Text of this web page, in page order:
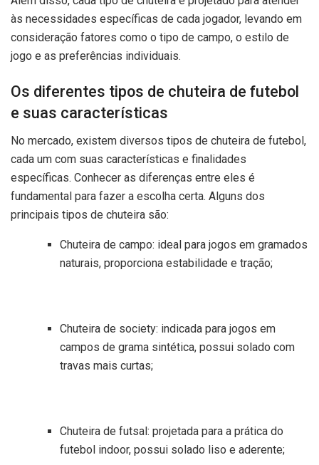
às necessidades específicas de cada jogador, levando em
consideração fatores como o tipo de campo, o estilo de
jogo e as preferências individuais.
Os diferentes tipos de chuteira de futebol
e suas características
No mercado, existem diversos tipos de chuteira de futebol,
cada um com suas características e finalidades
específicas. Conhecer as diferenças entre eles é
fundamental para fazer a escolha certa. Alguns dos
principais tipos de chuteira são:
Chuteira de campo: ideal para jogos em gramados
naturais, proporciona estabilidade e tração;
Chuteira de society: indicada para jogos em
campos de grama sintética, possui solado com
travas mais curtas;
Chuteira de futsal: projetada para a prática do
futebol indoor, possui solado liso e aderente;